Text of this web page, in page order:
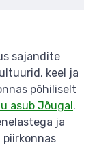
sajandite
keel ja
põhiliselt
asub Jõugal.
ja
piirkonnas